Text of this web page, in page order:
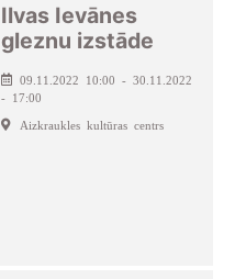
Ilvas Ievānes
gleznu izstāde
09.11.2022 10:00 - 30.11.2022
- 17:00
Aizkraukles kultūras centrs